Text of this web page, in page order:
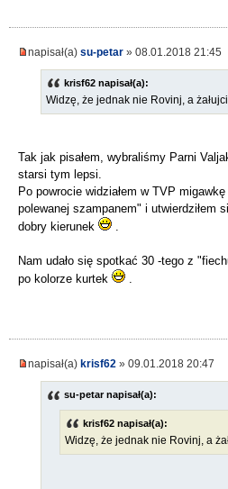
napisał(a) su-petar » 08.01.2018 21:45
krisf62 napisał(a):
Widzę, że jednak nie Rovinj, a
Tak jak pisałem, wybraliśmy Parni
starsi tym lepsi.
Po powrocie widziałem w TVP
polewanej szampanem" i utwierdziłem
dobry kierunek
.
Nam udało się spotkać 30 -tego z
po kolorze kurtek
.
napisał(a) krisf62 » 09.01.2018 20:47
su-petar napisał(a):
krisf62 napisał(a):
Widzę, że jednak nie Rovinj, a